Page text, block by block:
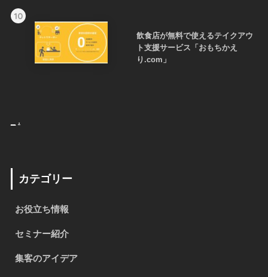
10
飲食店が無料で使えるテイクアウ
ト支援サービス「おもちかえ
り.com」
.
カテゴリー
お役立ち情報
セミナー紹介
集客のアイデア